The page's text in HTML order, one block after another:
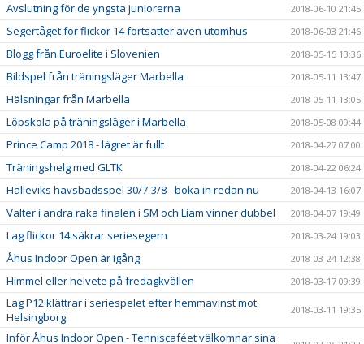
Avslutning för de yngsta juniorerna 2018-06-10 21:45
Segertåget för flickor 14 fortsätter även utomhus 2018-06-03 21:46
Blogg från Euroelite i Slovenien 2018-05-15 13:36
Bildspel från träningsläger Marbella 2018-05-11 13:47
Hälsningar från Marbella 2018-05-11 13:05
Löpskola på träningsläger i Marbella 2018-05-08 09:44
Prince Camp 2018 - lägret är fullt 2018-04-27 07:00
Träningshelg med GLTK 2018-04-22 06:24
Hälleviks havsbadsspel 30/7-3/8 - boka in redan nu 2018-04-13 16:07
Valter i andra raka finalen i SM och Liam vinner dubbel 2018-04-07 19:49
Lag flickor 14 säkrar seriesegern 2018-03-24 19:03
Åhus Indoor Open är igång 2018-03-24 12:38
Himmel eller helvete på fredagkvällen 2018-03-17 09:39
Lag P12 klättrar i seriespelet efter hemmavinst mot
Helsingborg
2018-03-11 19:35
Inför Åhus Indoor Open - Tenniscaféet välkomnar sina